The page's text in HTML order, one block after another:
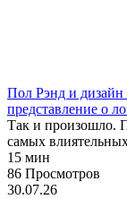
Пол Рэнд и дизайн
представление о
Так и произошло.
самых
15 мин
86 Просмотров
30.07.26